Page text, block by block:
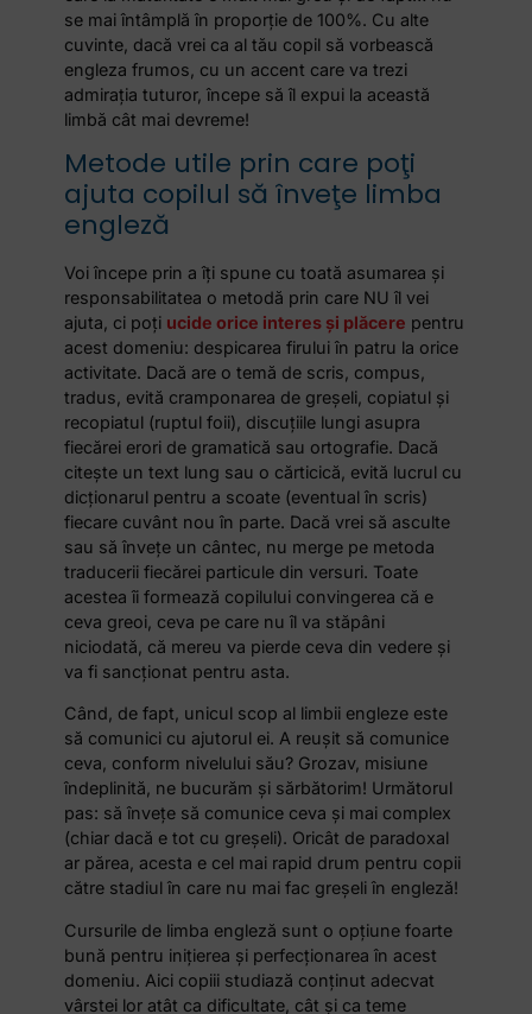
se mai întâmplă în proporţie de 100%. Cu alte
cuvinte, dacă vrei ca al tău copil să vorbească
engleza frumos, cu un accent care va trezi
admiraţia tuturor, începe să îl expui la această
limbă cât mai devreme!
Metode utile prin care poţi
ajuta copilul să înveţe limba
engleză
Voi începe prin a îţi spune cu toată asumarea şi
responsabilitatea o metodă prin care NU îl vei
ajuta, ci poţi ucide orice interes şi plăcere pentru
acest domeniu: despicarea firului în patru la orice
activitate. Dacă are o temă de scris, compus,
tradus, evită cramponarea de greşeli, copiatul şi
recopiatul (ruptul foii), discuţiile lungi asupra
fiecărei erori de gramatică sau ortografie. Dacă
citeşte un text lung sau o cărticică, evită lucrul cu
dicţionarul pentru a scoate (eventual în scris)
fiecare cuvânt nou în parte. Dacă vrei să asculte
sau să înveţe un cântec, nu merge pe metoda
traducerii fiecărei particule din versuri. Toate
acestea îi formează copilului convingerea că e
ceva greoi, ceva pe care nu îl va stăpâni
niciodată, că mereu va pierde ceva din vedere şi
va fi sancţionat pentru asta.
Când, de fapt, unicul scop al limbii engleze este
să comunici cu ajutorul ei. A reuşit să comunice
ceva, conform nivelului său? Grozav, misiune
îndeplinită, ne bucurăm şi sărbătorim! Următorul
pas: să înveţe să comunice ceva şi mai complex
(chiar dacă e tot cu greşeli). Oricât de paradoxal
ar părea, acesta e cel mai rapid drum pentru copii
către stadiul în care nu mai fac greşeli în engleză!
Cursurile de limba engleză sunt o opţiune foarte
bună pentru iniţierea şi perfecţionarea în acest
domeniu. Aici copiii studiază conţinut adecvat
vârstei lor atât ca dificultate, cât şi ca teme